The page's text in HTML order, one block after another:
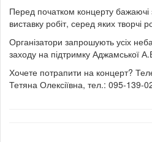
Перед початком концерту бажаючі
виставку робіт, серед яких творчі
Організатори запрошують усіх
заходу на підтримку Аджамської
Хочете потрапити на концерт?
Тетяна Олексіївна, тел.: 095-139-